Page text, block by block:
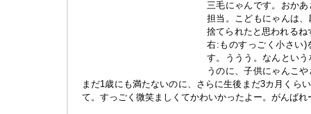
三毛にゃんです。おか
担当。こどもにゃんは
捨てられたと思われる
右:ものすっごく小さい)
す。ううう。なんとい
うのに、子供にゃんこ
まだ1歳にも満たないのに、さらに生後まだ3カ月くら
て。すっごく微笑ましくてかわいかったよー。がんばれ